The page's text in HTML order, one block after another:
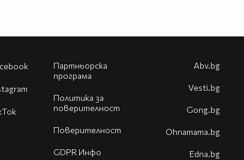
Партньорска
програма
Политика за
поверителност
Поверителност
GDPR Инфо
Abv.bg
Vesti.bg
Gong.bg
Оhnamama.bg
Edna.bg